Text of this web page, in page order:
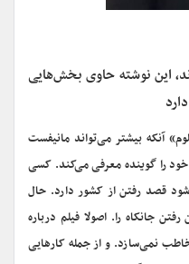
این نوشته حاوی بخش‌هایی
آنکه بیشتر می‌تواند مانیفست
را گوینده معرفی می‌کند. کسی
قصد رفتن از کشور دارد. حال
جانکاه را. اصولا فیلم درباره
نمی‌سازد. و از جمله کارهایی